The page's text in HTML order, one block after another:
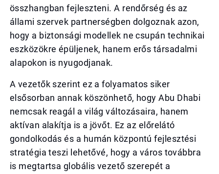
összhangban fejleszteni. A rendőrség és az
állami szervek partnerségben dolgoznak azon,
hogy a biztonsági modellek ne csupán technikai
eszközökre épüljenek, hanem erős társadalmi
alapokon is nyugodjanak.
A vezetők szerint ez a folyamatos siker
elsősorban annak köszönhető, hogy Abu Dhabi
nemcsak reagál a világ változásaira, hanem
aktívan alakítja is a jövőt. Ez az előrelátó
gondolkodás és a humán központú fejlesztési
stratégia teszi lehetővé, hogy a város továbbra
is megtartsa globális vezető szerepét a